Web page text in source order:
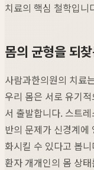
치료의 핵심 철학입니
몸의 균형을 되
사람과한의원의 치료
우리 몸은 서로 유기
서 출발합니다. 스트
반의 문제가 신경계에
화시킬 수 있다고 봅
환자 개개인의 몸 상